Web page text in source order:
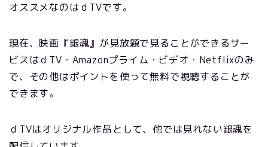
オススメなのはｄTVです。
現在、映画『銀魂』が見放題で見ることができるサー
ビスはｄTV・Amazonプライム・ビデオ・Netflixのみ
で、その他はポイントを使って無料で視聴することが
できます。
ｄTVはオリジナル作品として、他では見れない銀魂を